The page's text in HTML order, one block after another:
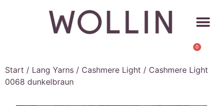
0
Start / Lang Yarns / Cashmere Light / Cashmere Light
0068 dunkelbraun